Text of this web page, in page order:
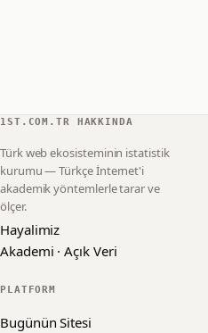
1ST.COM.TR HAKKINDA
Türk web ekosisteminin istatistik
kurumu — Türkçe İnternet'i
akademik yöntemlerle tarar ve
ölçer.
Hayalimiz
Akademi · Açık Veri
PLATFORM
Bugünün Sitesi